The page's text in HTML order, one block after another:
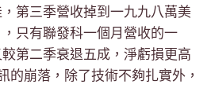
第三季營收掉到一九九八萬美
只有聯發科一個月營收的一
第二季衰退五成，淨虧損更高
的崩落，除了技術不夠扎實外，